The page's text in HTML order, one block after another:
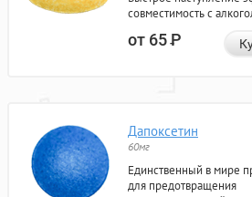
совместимость с
от 65Р
Дапоксетин
60мг
Единственный в мире
для предотвращения